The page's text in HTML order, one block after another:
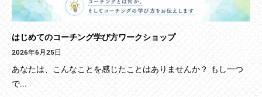
はじめてのコーチング学び方ワークショップ
2026年6月25日
あなたは、こんなことを感じたことはありませんか？ もし一つ
で...